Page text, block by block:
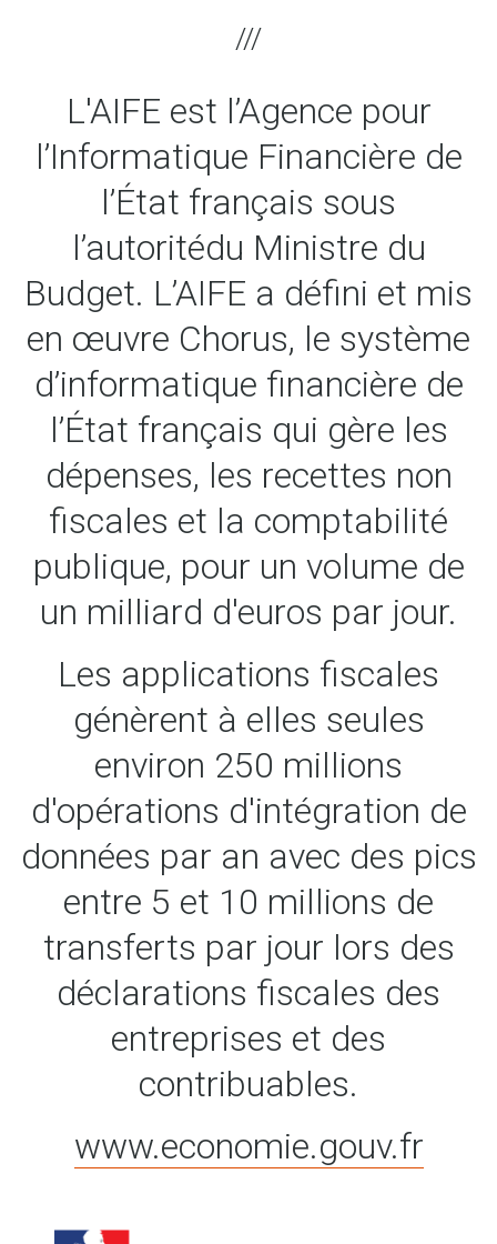
L'AIFE est l’Agence pour
l’Informatique Financière de
l’État français sous
l’autoritédu Ministre du
Budget. L’AIFE a défini et mis
en œuvre Chorus, le système
d’informatique financière de
l’État français qui gère les
dépenses, les recettes non
fiscales et la comptabilité
publique, pour un volume de
un milliard d'euros par jour.
Les applications fiscales
génèrent à elles seules
environ 250 millions
d'opérations d'intégration de
données par an avec des pics
entre 5 et 10 millions de
transferts par jour lors des
déclarations fiscales des
entreprises et des
contribuables.
www.economie.gouv.fr